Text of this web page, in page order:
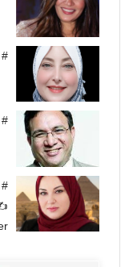
#
#
#